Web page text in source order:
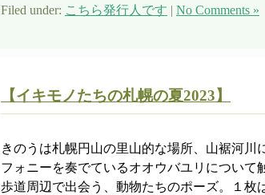
Filed under: こちら発行人です No Comments »
【イキモノたちの札幌の夏2023】
きのうは札幌円山の里山的な場所、山裾河川
フォニーを奏でているオオウバユリについて
歩道周辺で出会う、動物たちのポーズ。１枚